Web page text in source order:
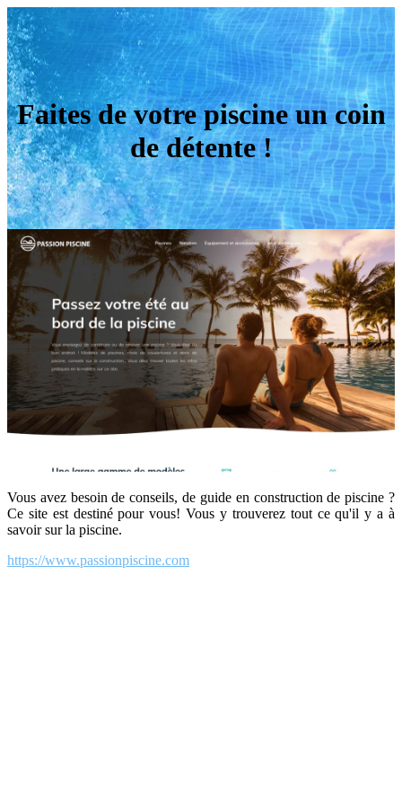
Faites de votre piscine un coin
de détente !
Vous avez besoin de conseils, de guide en construction de piscine ?
Ce site est destiné pour vous! Vous y trouverez tout ce qu'il y a à
savoir sur la piscine.
https://www.passionpiscine.com